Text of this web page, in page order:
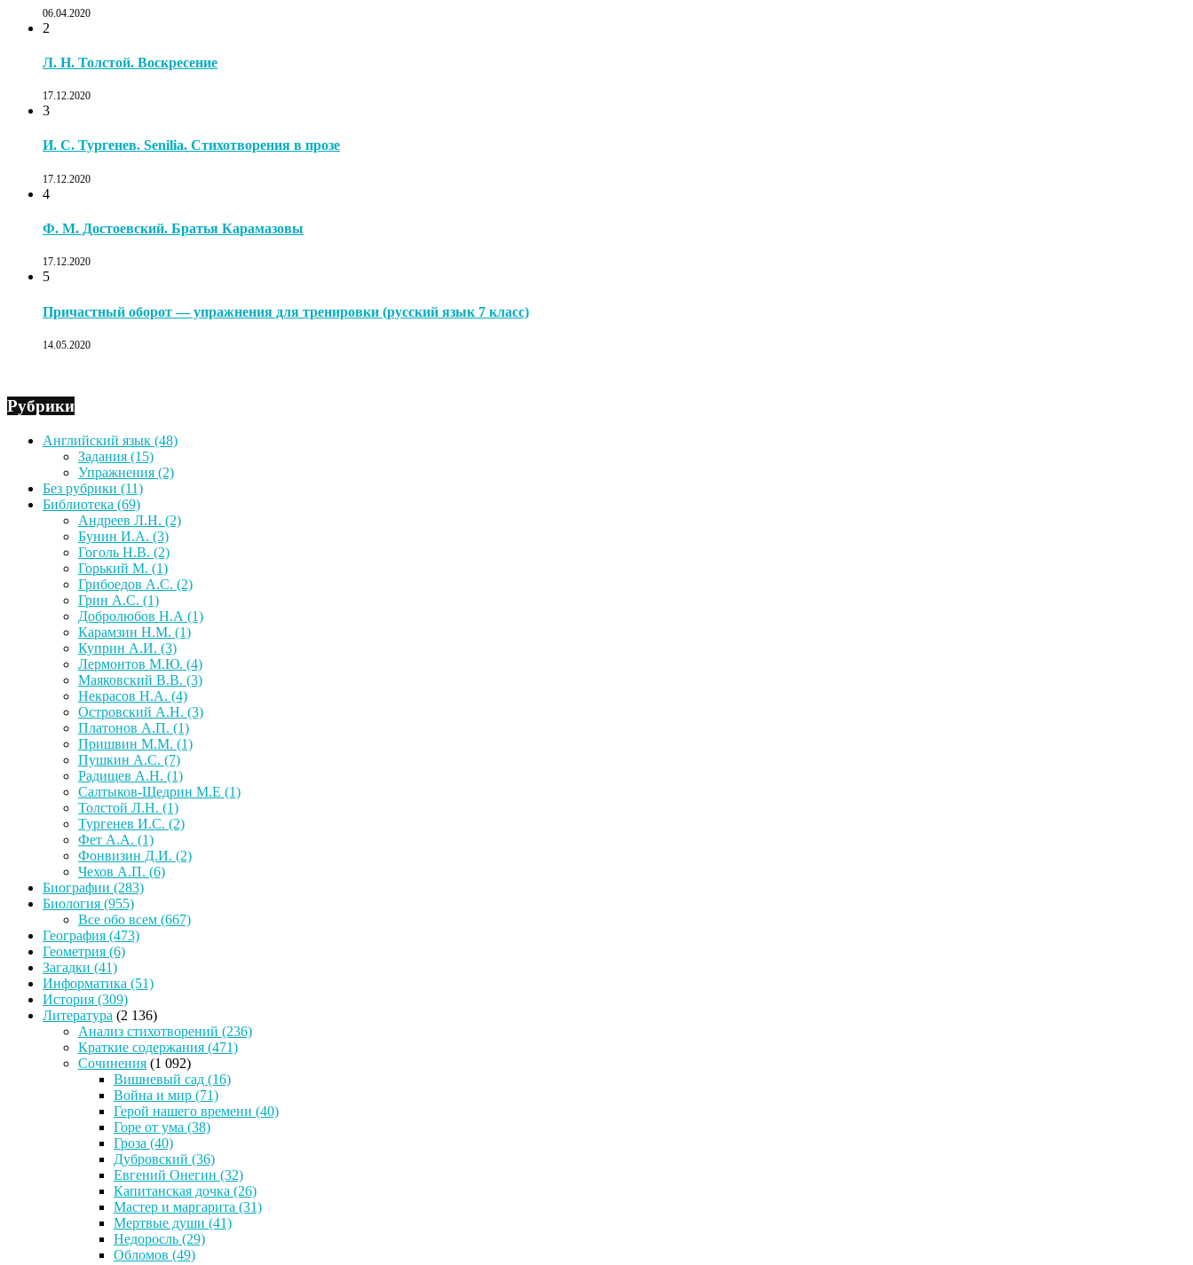
06.04.2020
2
Л. Н. Толстой. Воскресение
17.12.2020
3
И. С. Тургенев. Senilia. Стихотворения в прозе
17.12.2020
4
Ф. М. Достоевский. Братья Карамазовы
17.12.2020
5
Причастный оборот — упражнения для тренировки (русский язык 7 класс)
14.05.2020
Рубрики
Английский язык (48)
Задания (15)
Упражнения (2)
Без рубрики (11)
Библиотека (69)
Андреев Л.Н. (2)
Бунин И.А. (3)
Гоголь Н.В. (2)
Горький М. (1)
Грибоедов А.С. (2)
Грин А.С. (1)
Добролюбов Н.А (1)
Карамзин Н.М. (1)
Куприн А.И. (3)
Лермонтов М.Ю. (4)
Маяковский В.В. (3)
Некрасов Н.А. (4)
Островский А.Н. (3)
Платонов А.П. (1)
Пришвин М.М. (1)
Пушкин А.С. (7)
Радищев А.Н. (1)
Салтыков-Щедрин М.Е (1)
Толстой Л.Н. (1)
Тургенев И.С. (2)
Фет А.А. (1)
Фонвизин Д.И. (2)
Чехов А.П. (6)
Биографии (283)
Биология (955)
Все обо всем (667)
География (473)
Геометрия (6)
Загадки (41)
Информатика (51)
История (309)
Литература (2 136)
Анализ стихотворений (236)
Краткие содержания (471)
Сочинения (1 092)
Вишневый сад (16)
Война и мир (71)
Герой нашего времени (40)
Горе от ума (38)
Гроза (40)
Дубровский (36)
Евгений Онегин (32)
Капитанская дочка (26)
Мастер и маргарита (31)
Мертвые души (41)
Недоросль (29)
Обломов (49)